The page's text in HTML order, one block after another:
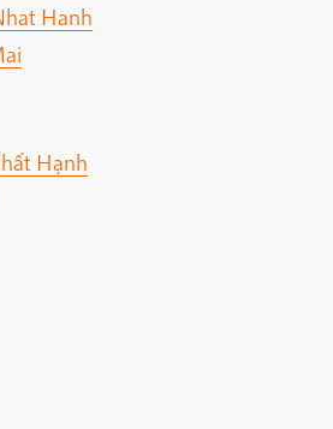
Hanh
Hạnh